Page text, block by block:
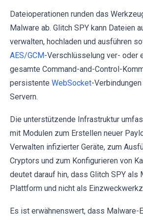
Dateioperationen runden das
Malware ab. Glitch SPY kann Dateien
verwalten, hochladen und ausführen
AES/GCM-Verschlüsselung ver- oder
gesamte Command-and-Control-
persistente WebSocket-
Servern.
Die unterstützende Infrastruktur
mit Modulen zum Erstellen neuer
Verwalten infizierter Geräte, zum
Cryptors und zum Konfigurieren von
deutet darauf hin, dass Glitch SPY als
Plattform und nicht als
Es ist erwähnenswert, dass Malware-